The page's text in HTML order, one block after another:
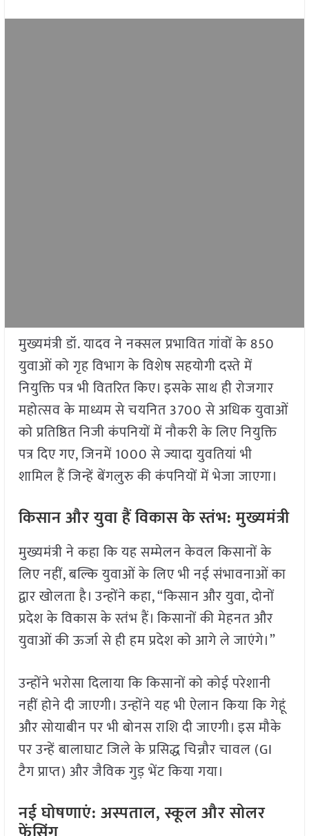
मुख्यमंत्री डॉ. यादव ने नक्सल प्रभावित गांवों के 850
युवाओं को गृह विभाग के विशेष सहयोगी दस्ते में
नियुक्ति पत्र भी वितरित किए। इसके साथ ही रोजगार
महोत्सव के माध्यम से चयनित 3700 से अधिक युवाओं
को प्रतिष्ठित निजी कंपनियों में नौकरी के लिए नियुक्ति
पत्र दिए गए, जिनमें 1000 से ज्यादा युवतियां भी
शामिल हैं जिन्हें बेंगलुरु की कंपनियों में भेजा जाएगा।
किसान और युवा हैं विकास के स्तंभ: मुख्यमंत्री
मुख्यमंत्री ने कहा कि यह सम्मेलन केवल किसानों के
लिए नहीं, बल्कि युवाओं के लिए भी नई संभावनाओं का
द्वार खोलता है। उन्होंने कहा, “किसान और युवा, दोनों
प्रदेश के विकास के स्तंभ हैं। किसानों की मेहनत और
युवाओं की ऊर्जा से ही हम प्रदेश को आगे ले जाएंगे।”
उन्होंने भरोसा दिलाया कि किसानों को कोई परेशानी
नहीं होने दी जाएगी। उन्होंने यह भी ऐलान किया कि गेहूं
और सोयाबीन पर भी बोनस राशि दी जाएगी। इस मौके
पर उन्हें बालाघाट जिले के प्रसिद्ध चिन्नौर चावल (GI
टैग प्राप्त) और जैविक गुड़ भेंट किया गया।
नई घोषणाएं: अस्पताल, स्कूल और सोलर